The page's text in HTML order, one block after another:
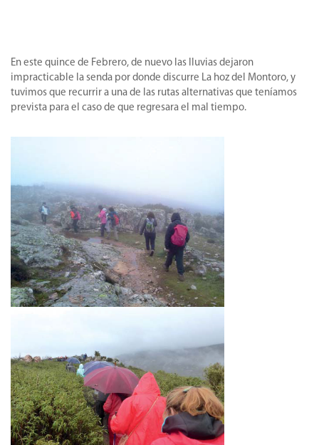
En este quince de Febrero, de nuevo las lluvias dejaron
impracticable la senda por donde discurre La hoz del Montoro, y
tuvimos que recurrir a una de las rutas alternativas que teníamos
prevista para el caso de que regresara el mal tiempo.